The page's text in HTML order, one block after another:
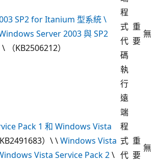
SP2 for Itanium 型系統 \
Server 2003 與 SP2
\ （KB2506212）
程
式
代
碼
執
行
重
要
無
Pack 1 和 Windows Vista
）\ \Windows Vista
Vista Service Pack 2\
遠
端
程
式
代
重
要
無